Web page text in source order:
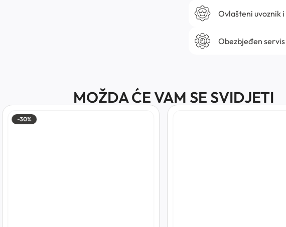
Ovlašteni uvoznik
Obezbjeđen servis
MOŽDA ĆE VAM SE SVIDJETI
-30%